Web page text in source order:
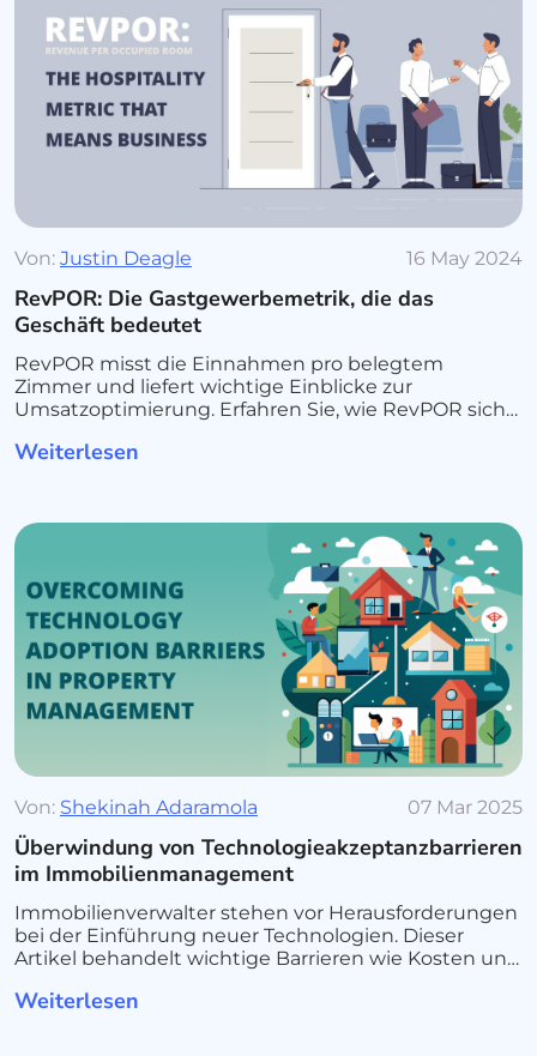
Von: Justin Deagle 16 May 2024
RevPOR: Die Gastgewerbemetrik, die das
Geschäft bedeutet
RevPOR misst die Einnahmen pro belegtem
Zimmer und liefert wichtige Einblicke zur
Umsatzoptimierung. Erfahren Sie, wie RevPOR sich
Weiterlesen
Von: Shekinah Adaramola 07 Mar 2025
Überwindung von Technologieakzeptanzbarrieren
im Immobilienmanagement
Immobilienverwalter stehen vor Herausforderungen
bei der Einführung neuer Technologien. Dieser
Artikel behandelt wichtige Barrieren wie Kosten und
Strategien für eine nahtlose Integration.
Weiterlesen